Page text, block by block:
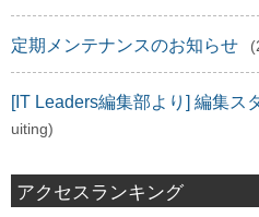
定期メンテナンスのお知らせ
[IT Leaders編集部より] 編集ス
uiting)
アクセスランキング